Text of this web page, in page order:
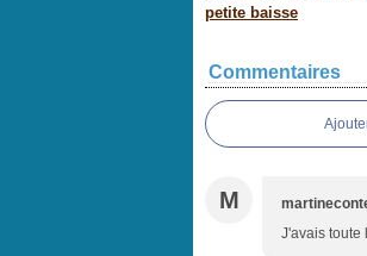
petite baisse
Commentaires
M
J'avais toute